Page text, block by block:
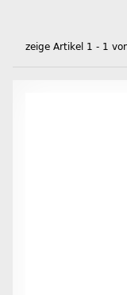
zeige Artikel 1 - 1